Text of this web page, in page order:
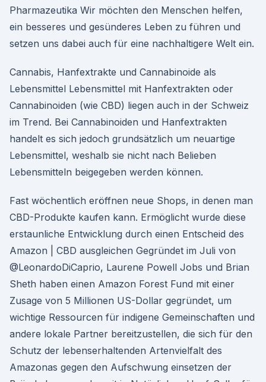
Pharmazeutika Wir möchten den Menschen helfen,
ein besseres und gesünderes Leben zu führen und
setzen uns dabei auch für eine nachhaltigere Welt ein.
Cannabis, Hanfextrakte und Cannabinoide als
Lebensmittel Lebensmittel mit Hanfextrakten oder
Cannabinoiden (wie CBD) liegen auch in der Schweiz
im Trend. Bei Cannabinoiden und Hanfextrakten
handelt es sich jedoch grundsätzlich um neuartige
Lebensmittel, weshalb sie nicht nach Belieben
Lebensmitteln beigegeben werden können.
Fast wöchentlich eröffnen neue Shops, in denen man
CBD-Produkte kaufen kann. Ermöglicht wurde diese
erstaunliche Entwicklung durch einen Entscheid des
Amazon | CBD ausgleichen Gegründet im Juli von
@LeonardoDiCaprio, Laurene Powell Jobs und Brian
Sheth haben einen Amazon Forest Fund mit einer
Zusage von 5 Millionen US-Dollar gegründet, um
wichtige Ressourcen für indigene Gemeinschaften und
andere lokale Partner bereitzustellen, die sich für den
Schutz der lebenserhaltenden Artenvielfalt des
Amazonas gegen den Aufschwung einsetzen der